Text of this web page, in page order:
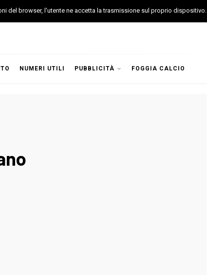
NUMERI UTILI PUBBLICITÀ FOGGIA CALCIO
del browser, l'utente ne accetta la trasmissione sul proprio dispositivo.